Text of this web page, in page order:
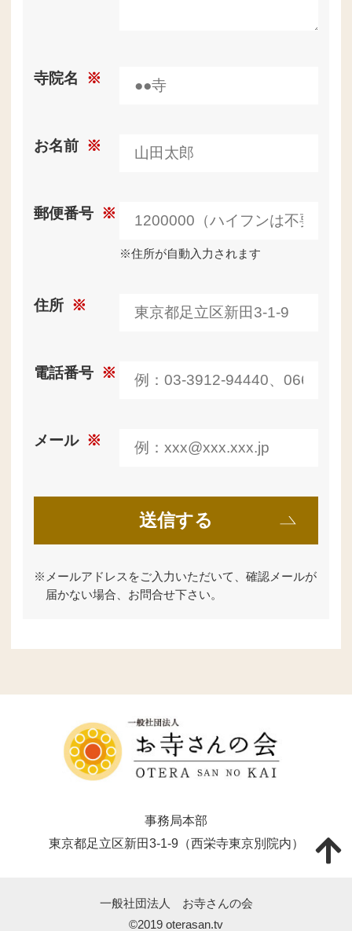
寺院名 ※
お名前 ※
郵便番号 ※
※住所が自動入力されます
住所 ※
電話番号 ※
メール ※
※ メールアドレスをご入力いただいて、確認メールが
届かない場合、お問合せ下さい。
事務局本部
東京都足立区新田3-1-9（西栄寺東京別院内）
一般社団法人 お寺さんの会
©2019 oterasan.tv